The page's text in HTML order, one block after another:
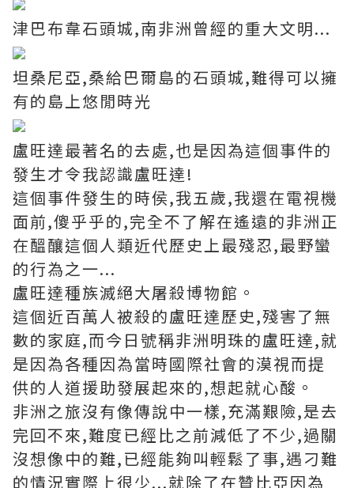
津巴布韋石頭城,南非洲曾經的重大文明...
坦桑尼亞,桑給巴爾島的石頭城,難得可以擁
有的島上悠閒時光
盧旺達最著名的去處,也是因為這個事件的
發生才令我認識盧旺達!
這個事件發生的時侯,我五歲,我還在電視機
面前,傻乎乎的,完全不了解在遙遠的非洲正
在醞釀這個人類近代歷史上最殘忍,最野蠻
的行為之一...
盧旺達種族滅絕大屠殺博物館。
這個近百萬人被殺的盧旺達歷史,殘害了無
數的家庭,而今日號稱非洲明珠的盧旺達,就
是因為各種因為當時國際社會的漠視而提
供的人道援助發展起來的,想起就心酸。
非洲之旅沒有像傳說中一樣,充滿艱險,是去
完回不來,難度已經比之前減低了不少,過關
沒想像中的難,已經能夠叫輕鬆了事,遇刁難
的情況實際上很少...就除了在贊比亞因為